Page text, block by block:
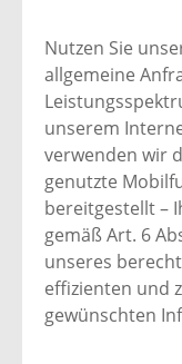
Nutzen Sie
allgemeine
unserem
verwenden wir
genutzte
bereitgestellt –
gemäß Art. 6
unseres
effizienten und
gewünschten